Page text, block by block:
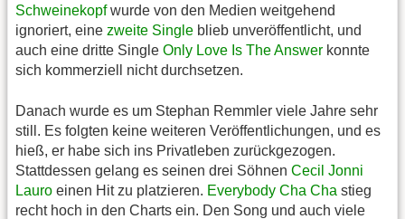
Schweinekopfwurde von den Medien weitgehend
ignoriert, eine zweite Single blieb unveröffentlicht, und
auch eine dritte Single Only Love Is The Answer konnte
sich kommerziell nicht durchsetzen.
Danach wurde es um Stephan Remmler viele Jahre sehr
still. Es folgten keine weiteren Veröffentlichungen, und es
hieß, er habe sich ins Privatleben zurückgezogen.
Stattdessen gelang es seinen drei Söhnen Cecil Jonni
Lauro einen Hit zu platzieren. Everybody Cha Cha stieg
recht hoch in den Charts ein. Den Song und auch viele